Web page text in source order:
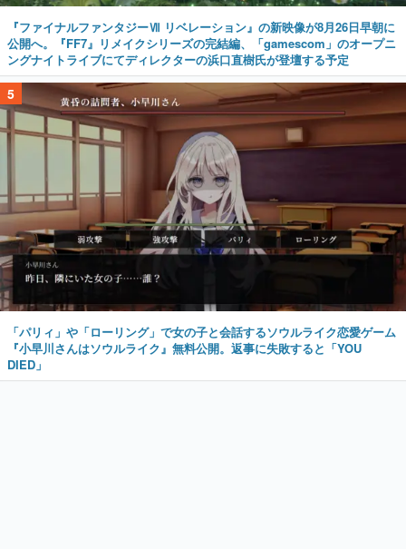
『ファイナルファンタジーⅦ リベレーション』の新映像が8月26日早朝に
公開へ。『FF7』リメイクシリーズの完結編、「gamescom」のオープニ
ングナイトライブにてディレクターの浜口直樹氏が登壇する予定
5
「パリィ」や「ローリング」で女の子と会話するソウルライク恋愛ゲーム
『小早川さんはソウルライク』無料公開。返事に失敗すると「YOU
DIED」